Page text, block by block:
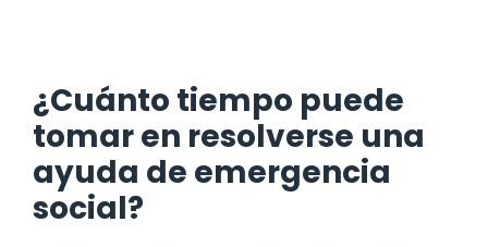
¿Cuánto tiempo puede
tomar en resolverse una
ayuda de emergencia
social?